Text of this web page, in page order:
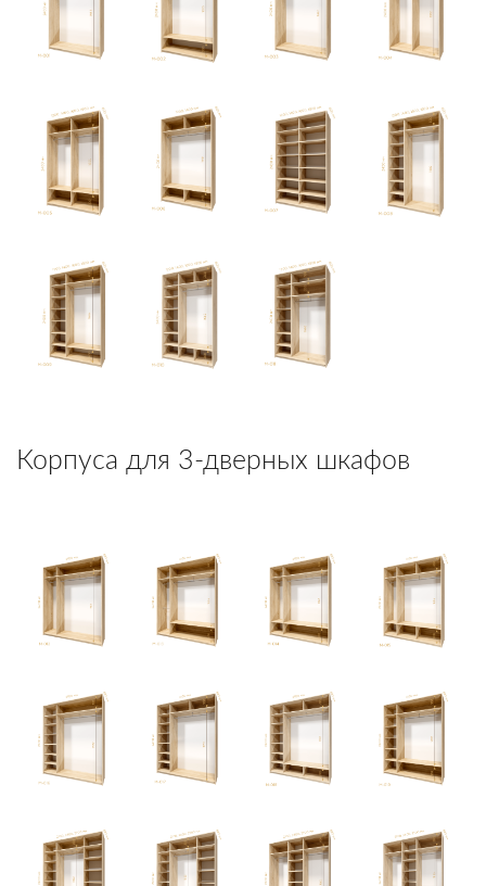
Корпуса для 3-дверных шкафов